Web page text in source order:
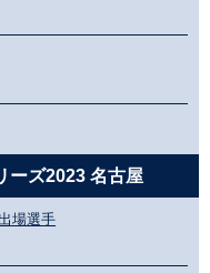
ーズ2023 名古屋
場選手